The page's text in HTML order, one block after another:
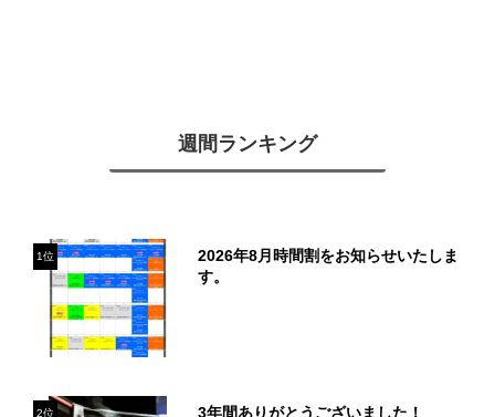
週間ランキング
1位
2026年8月時間割をお知らせいたしま
す。
2位 3年間ありがとうございました！